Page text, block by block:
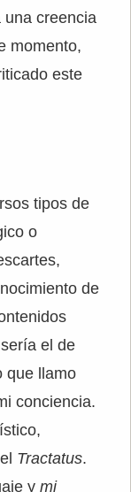
una creencia
momento,
este
tipos de
o
de
el de
que llamo
conciencia.
Tractatus.
y mi